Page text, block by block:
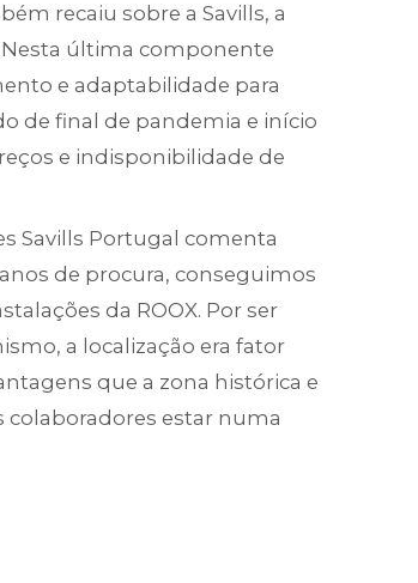
recaiu sobre a Savills, a
Nesta última componente
e adaptabilidade para
de final de pandemia e início
e indisponibilidade de
Savills Portugal comenta
de procura, conseguimos
da ROOX. Por ser
a localização era fator
que a zona histórica e
colaboradores estar numa